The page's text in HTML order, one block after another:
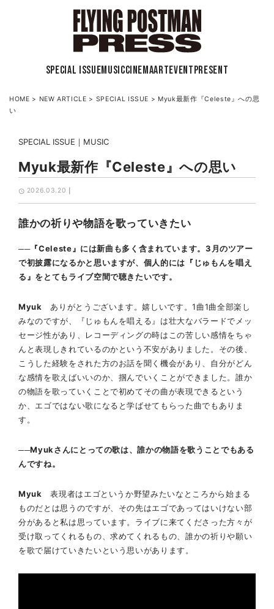
SPECIAL ISSUEMUSICCINEMAARTEVENTPRESENT
HOME > NEW ARTICLE > SPECIAL ISSUE > Myuk最新作『Celeste』への思
い
SPECIAL ISSUE MUSIC
Myuk最新作『Celeste』への思い
2026.03.20
誰かの祈りや物語を歌っていきたい
──『Celeste』には新曲も多く含まれています。3月のツアー
で初披露になるかと思いますが、個人的には『じゅもんを唱え
る』をとてもライブ空間で聴きたいです。
Myuk ありがとうございます。嬉しいです。1曲1曲全部楽し
みなのですが、『じゅもんを唱える』は壮大なバラードでメッ
セージ性があり、レコーディングの時はこの苦しい感情をちゃ
んと表現しきれているのかという不安がありました。その後、
こうした経験をされた方のお話を聞く機会があり、自分がどん
な感情を歌えばいいのか、掴んでいくことができました。誰か
の物語を歌っていくことで初めてその曲が表現できるという
か、エゴではない歌になると学ばせてもらった曲でもありま
す。
──Myukさんにとっての歌は、誰かの物語を歌うことでもある
んですね。
Myuk 表現者はエゴというか野望みたいなところから始まる
ものだとは思うのですが、その先はエゴであってはいけない部
分があると私は思っています。ライブに来てくださった方々が
受け取ってくれるもの、求めてくれるもの、誰かの祈りや願い
を歌で届けていきたいという思いがあります。